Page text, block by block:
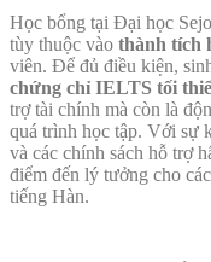
Học bổng tại Đại học
tùy thuộc vào thành tích
viên. Để đủ điều kiện,
chứng chỉ IELTS tối
trợ tài chính mà còn là
quá trình học tập. Với sự
và các chính sách hỗ trợ
điểm đến lý tưởng cho
tiếng Hàn.